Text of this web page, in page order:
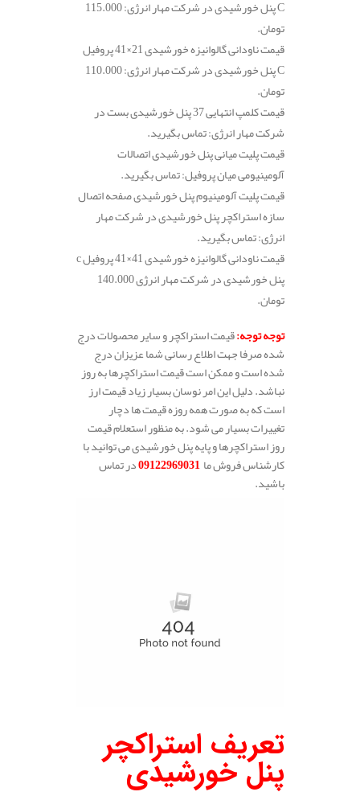
C پنل خورشیدی در شرکت مهار انرژی: 115.000
تومان.
قیمت ناودانی گالوانیزه خورشیدی 21×41 پروفیل
C پنل خورشیدی در شرکت مهار انرژی: 110.000
تومان.
قیمت کلمپ انتهایی 37 پنل خورشیدی بست در
شرکت مهار انرژی: تماس بگیرید.
قیمت پلیت میانی پنل خورشیدی اتصالات
آلومینیومی میان پروفیل: تماس بگیرید.
قیمت پلیت آلومینیوم پنل خورشیدی صفحه اتصال
سازه استراکچر پنل خورشیدی در شرکت مهار
انرژی: تماس بگیرید.
قیمت ناودانی گالوانیزه خورشیدی 41×41 پروفیل c
پنل خورشیدی در شرکت مهار انرژی 140.000
تومان.
توجه توجه:قیمت استراکچر و سایر محصولات درج
شده صرفا جهت اطلاع رسانی شما عزیزان درج
شده است و ممکن است قیمت استراکچرها به روز
نباشد. دلیل این امر نوسان بسیار زیاد قیمت ارز
است که به صورت همه روزه قیمت ها دچار
تغییرات بسیار می شود. به منظور استعلام قیمت
روز استراکچرها و پایه پنل خورشیدی می توانید با
کارشناس فروش ما09122969031در تماس
باشید.
تعریف استراکچر
پنل خورشیدی